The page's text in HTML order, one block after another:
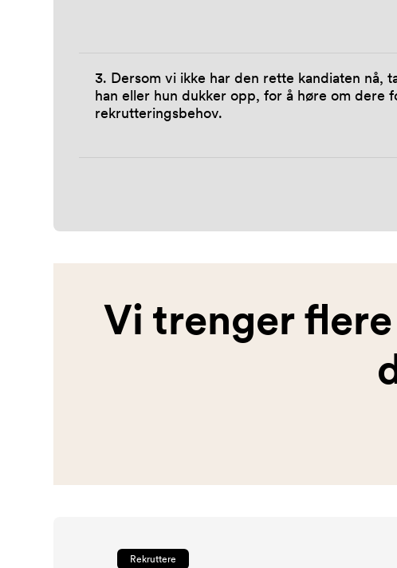
3. Dersom vi ikke har den rette kandiaten nå,
han eller hun dukker opp, for å høre om dere
rekrutteringsbehov.
Vi trenger
Rekruttere